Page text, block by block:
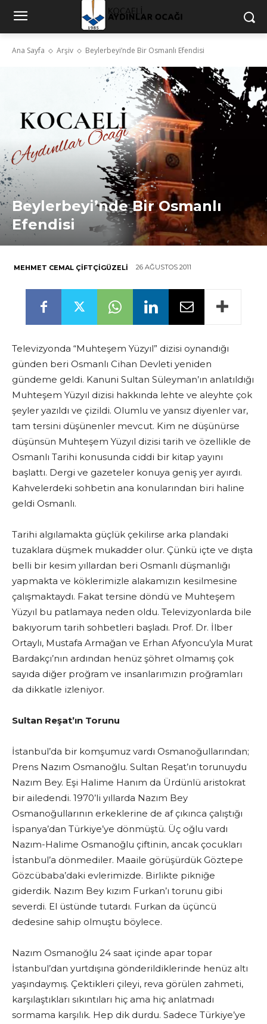
Ana Sayfa Arşiv Beylerbeyi’nde Bir Osmanlı Efendisi
Beylerbeyi’nde Bir Osmanlı
Efendisi
MEHMET CEMAL ÇIFTÇIGÜZELI 26 AĞUSTOS 2011
Televizyonda “Muhteşem Yüzyıl” dizisi oynandığı
günden beri Osmanlı Cihan Devleti yeniden
gündeme geldi. Kanuni Sultan Süleyman’ın anlatıldığı
Muhteşem Yüzyıl dizisi hakkında lehte ve aleyhte çok
şeyler yazıldı ve çizildi. Olumlu ve yansız diyenler var,
tam tersini düşünenler mevcut. Kim ne düşünürse
düşünsün Muhteşem Yüzyıl dizisi tarih ve özellikle de
Osmanlı Tarihi konusunda ciddi bir kitap yayını
başlattı. Dergi ve gazeteler konuya geniş yer ayırdı.
Kahvelerdeki sohbetin ana konularından biri haline
geldi Osmanlı.
Tarihi algılamakta güçlük çekilirse arka plandaki
tuzaklara düşmek mukadder olur. Çünkü içte ve dışta
belli bir kesim yıllardan beri Osmanlı düşmanlığı
yapmakta ve köklerimizle alakamızın kesilmesine
çalışmaktaydı. Fakat tersine döndü ve Muhteşem
Yüzyıl bu patlamaya neden oldu. Televizyonlarda bile
bakıyorum tarih sohbetleri başladı. Prof. Dr. İlber
Ortaylı, Mustafa Armağan ve Erhan Afyoncu’yla Murat
Bardakçı’nın ardından henüz şöhret olmamış çok
sayıda diğer proğram ve insanlarımızın proğramları
da dikkatle izleniyor.
Sultan Reşat’ın Torunu
İstanbul’da bir komşumuz vardı Osmanoğullarından;
Prens Nazım Osmanoğlu. Sultan Reşat’ın torunuydu
Nazım Bey. Eşi Halime Hanım da Ürdünlü aristokrat
bir ailedendi. 1970’li yıllarda Nazım Bey
Osmanoğullarının erkeklerine de af çıkınca çalıştığı
İspanya’dan Türkiye’ye dönmüştü. Üç oğlu vardı
Nazım-Halime Osmanoğlu çiftinin, ancak çocukları
İstanbul’a dönmediler. Maaile görüşürdük Göztepe
Gözcübaba’daki evlerimizde. Birlikte pikniğe
giderdik. Nazım Bey kızım Furkan’ı torunu gibi
severdi. El üstünde tutardı. Furkan da üçüncü
dedesine sahip olmuştu böylece.
Nazım Osmanoğlu 24 saat içinde apar topar
İstanbul’dan yurtdışına gönderildiklerinde henüz altı
yaşındaymış. Çektikleri çileyi, reva görülen zahmeti,
karşılaştıkları sıkıntıları hiç ama hiç anlatmadı
sormama karşılık. Hep dik durdu. Sadece Türkiye’ye